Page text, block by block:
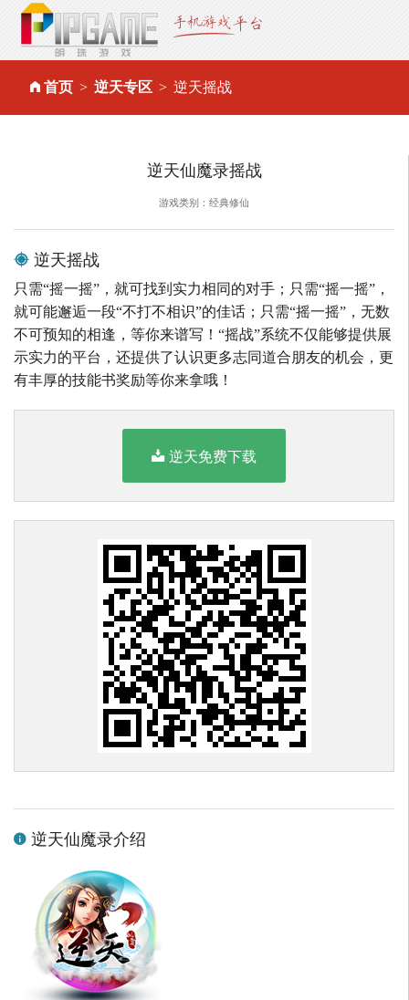
首页 逆天专区 逆天摇战
逆天仙魔录摇战
游戏类别：经典修仙
逆天摇战
只需“摇一摇”，就可找到实力相同的对手；只需“摇一摇”，
就可能邂逅一段“不打不相识”的佳话；只需“摇一摇”，无数
不可预知的相逢，等你来谱写！“摇战”系统不仅能够提供展
示实力的平台，还提供了认识更多志同道合朋友的机会，更
有丰厚的技能书奖励等你来拿哦！
逆天免费下载
逆天仙魔录介绍